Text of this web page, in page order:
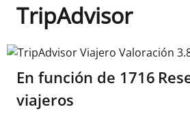
TripAdvisor
TripAdvisor Viajero Valoración
En función de 1716
viajeros